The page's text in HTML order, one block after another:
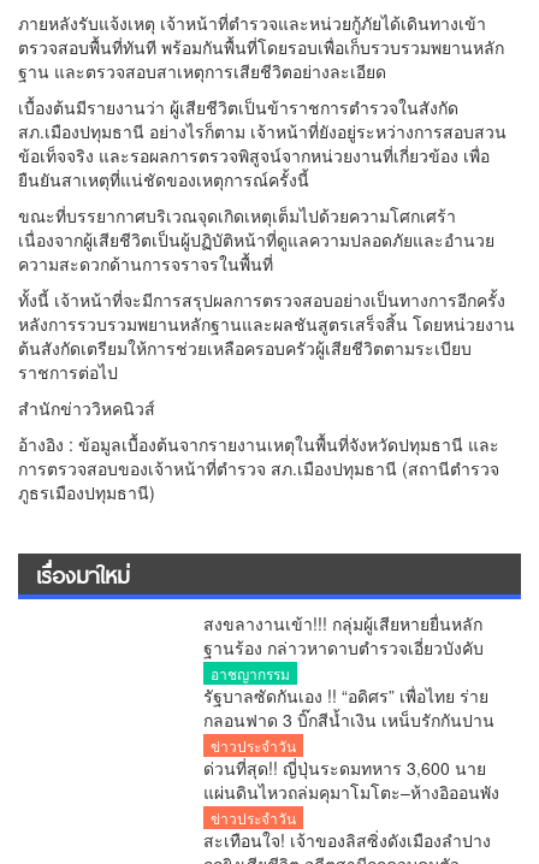
ภายหลังรับแจ้งเหตุ เจ้าหน้าที่ตำรวจและหน่วยกู้ภัยได้เดินทางเข้า
ตรวจสอบพื้นที่ทันที พร้อมกันพื้นที่โดยรอบเพื่อเก็บรวบรวมพยานหลัก
ฐาน และตรวจสอบสาเหตุการเสียชีวิตอย่างละเอียด
เบื้องต้นมีรายงานว่า ผู้เสียชีวิตเป็นข้าราชการตำรวจในสังกัด
สภ.เมืองปทุมธานี อย่างไรก็ตาม เจ้าหน้าที่ยังอยู่ระหว่างการสอบสวน
ข้อเท็จจริง และรอผลการตรวจพิสูจน์จากหน่วยงานที่เกี่ยวข้อง เพื่อ
ยืนยันสาเหตุที่แน่ชัดของเหตุการณ์ครั้งนี้
ขณะที่บรรยากาศบริเวณจุดเกิดเหตุเต็มไปด้วยความโศกเศร้า
เนื่องจากผู้เสียชีวิตเป็นผู้ปฏิบัติหน้าที่ดูแลความปลอดภัยและอำนวย
ความสะดวกด้านการจราจรในพื้นที่
ทั้งนี้ เจ้าหน้าที่จะมีการสรุปผลการตรวจสอบอย่างเป็นทางการอีกครั้ง
หลังการรวบรวมพยานหลักฐานและผลชันสูตรเสร็จสิ้น โดยหน่วยงาน
ต้นสังกัดเตรียมให้การช่วยเหลือครอบครัวผู้เสียชีวิตตามระเบียบ
ราชการต่อไป
สำนักข่าววิหคนิวส์
อ้างอิง : ข้อมูลเบื้องต้นจากรายงานเหตุในพื้นที่จังหวัดปทุมธานี และ
การตรวจสอบของเจ้าหน้าที่ตำรวจ สภ.เมืองปทุมธานี (สถานีตำรวจ
ภูธรเมืองปทุมธานี)
เรื่องมาใหม่
สงขลางานเข้า!!! กลุ่มผู้เสียหายยื่นหลัก
ฐานร้อง กล่าวหาดาบตำรวจเอี่ยวบังคับ
ถ่ายคลิปอนาจาร ขู่ยัดยา มีผู้เสียหาย
หลายราย เร่งตรวจสอบ
อาชญากรรม
รัฐบาลซัดกันเอง !! “อดิศร” เพื่อไทย ร่าย
กลอนฟาด 3 บิ๊กสีน้ำเงิน เหน็บรักกันปาน
จะกลืน “เขากระโดง”
ข่าวประจำวัน
ด่วนที่สุด!! ญี่ปุ่นระดมทหาร 3,600 นาย
แผ่นดินไหวถล่มคุมาโมโตะ–ห้างอิออนพัง
เกรงมีผู้เสียชีวิตจำนวนมาก
ข่าวประจำวัน
สะเทือนใจ! เจ้าของลิสซิ่งดังเมืองลำปาง